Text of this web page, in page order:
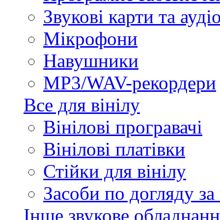
Звукові карти та
Мікрофони
Навушники
MP3/WAV-рекордери
Все для вінілу
Вінілові програвачі
Вінілові платівки
Стійки для вінілу
Засоби по догляду за
Інше звукове